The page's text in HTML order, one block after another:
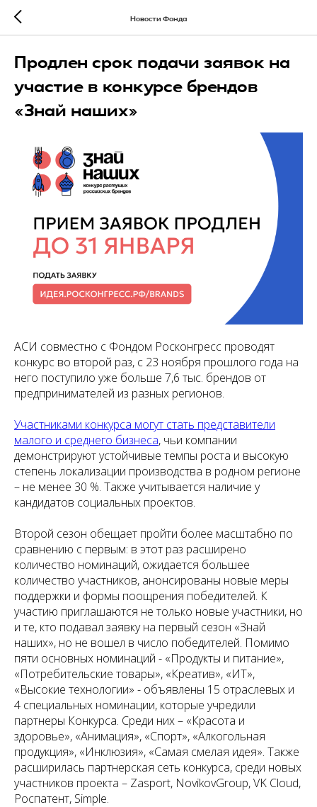
Новости Фонда
Продлен срок подачи заявок на
участие в конкурсе брендов
«Знай наших»
АСИ совместно с Фондом Росконгресс проводят
конкурс во второй раз, с 23 ноября прошлого года на
него поступило уже больше 7,6 тыс. брендов от
предпринимателей из разных регионов.
Участниками конкурса могут стать представители
малого и среднего бизнеса, чьи компании
демонстрируют устойчивые темпы роста и высокую
степень локализации производства в родном регионе
– не менее 30 %. Также учитывается наличие у
кандидатов социальных проектов.
Второй сезон обещает пройти более масштабно по
сравнению с первым: в этот раз расширено
количество номинаций, ожидается большее
количество участников, анонсированы новые меры
поддержки и формы поощрения победителей. К
участию приглашаются не только новые участники, но
и те, кто подавал заявку на первый сезон «Знай
наших», но не вошел в число победителей. Помимо
пяти основных номинаций - «Продукты и питание»,
«Потребительские товары», «Креатив», «ИТ»,
«Высокие технологии» - объявлены 15 отраслевых и
4 специальных номинации, которые учредили
партнеры Конкурса. Среди них – «Красота и
здоровье», «Анимация», «Спорт», «Алкогольная
продукция», «Инклюзия», «Самая смелая идея». Также
расширилась партнерская сеть конкурса, среди новых
участников проекта – Zasport, NovikovGroup, VK Cloud,
Роспатент, Simple.